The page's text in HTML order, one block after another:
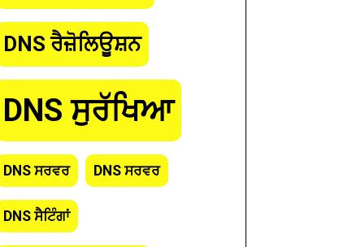
DNS ਰੈਜ਼ੋਲਿਊਸ਼ਨ
DNS ਸੁਰੱਖਿਆ
DNS ਸਰਵਰ DNS ਸਰਵਰ
DNS ਸੈਟਿੰਗਾਂ